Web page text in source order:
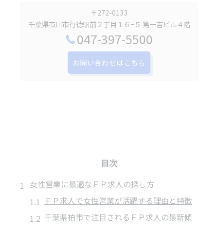
〒272-0133
千葉県市川市行徳駅前２丁目１６−５ 第一吉ビル４階
047-397-5500
お問い合わせはこちら
目次
女性営業に最適なＦＰ求人の探し方
ＦＰ求人で女性営業が活躍する理由と特徴
千葉県柏市で注目されるＦＰ求人の最新傾